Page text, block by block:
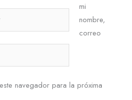
mi
nombre,
correo
navegador para la próxima